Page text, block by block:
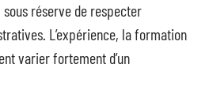
réserve de respecter
L’expérience, la formation
varier fortement d’un